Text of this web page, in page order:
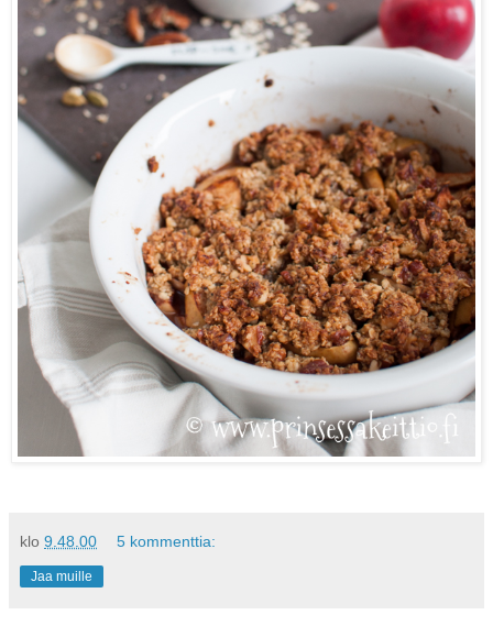
klo 9.48.00 5 kommenttia:
Jaa muille